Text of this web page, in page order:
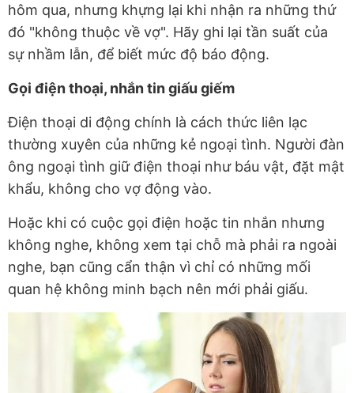
hôm qua, nhưng khựng lại khi nhận ra những thứ
đó "không thuộc về vợ". Hãy ghi lại tần suất của
sự nhầm lẫn, để biết mức độ báo động.
Gọi điện thoại, nhắn tin giấu giếm
Điện thoại di động chính là cách thức liên lạc
thường xuyên của những kẻ ngoại tình. Người đàn
ông ngoại tình giữ điện thoại như báu vật, đặt mật
khẩu, không cho vợ động vào.
Hoặc khi có cuộc gọi điện hoặc tin nhắn nhưng
không nghe, không xem tại chỗ mà phải ra ngoài
nghe, bạn cũng cẩn thận vì chỉ có những mối
quan hệ không minh bạch nên mới phải giấu.